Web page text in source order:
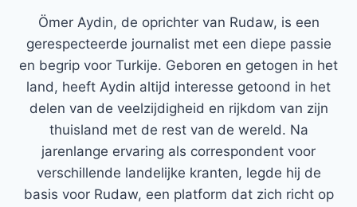
Ömer Aydin, de oprichter van Rudaw, is een
gerespecteerde journalist met een diepe passie
en begrip voor Turkije. Geboren en getogen in het
land, heeft Aydin altijd interesse getoond in het
delen van de veelzijdigheid en rijkdom van zijn
thuisland met de rest van de wereld. Na
jarenlange ervaring als correspondent voor
verschillende landelijke kranten, legde hij de
basis voor Rudaw, een platform dat zich richt op